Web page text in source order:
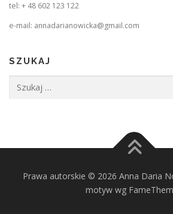
tel: + 48 602 123 122
e-mail: annadarianowicka@gmail.com
SZUKAJ
Prawa autorskie © 2026 Anna Daria
motyw wg